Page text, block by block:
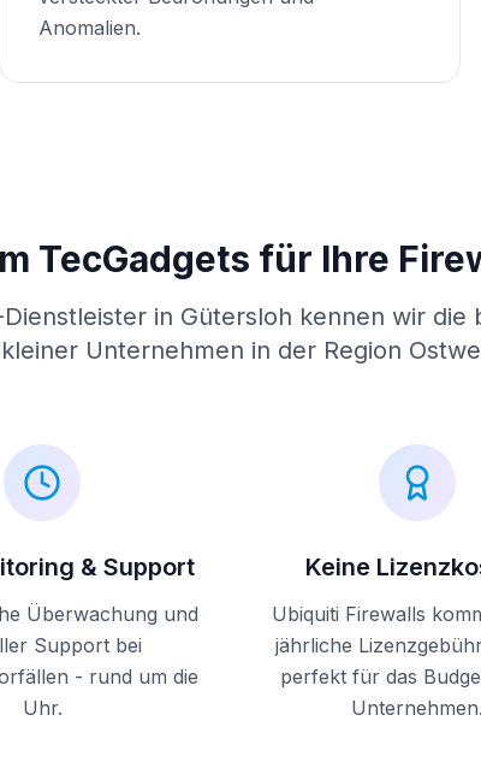
Anomalien.
TecGadgets für Ihre
in Gütersloh kennen wir die
Unternehmen in der Region
& Support
Überwachung und
Support bei
- rund um die
Uhr.
Keine
Ubiquiti Firewalls
jährliche
perfekt für das
Unternehmen.